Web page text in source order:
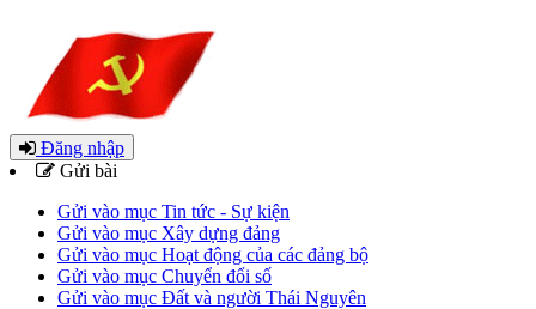
Đăng nhập
Gửi bài
Gửi vào mục Tin tức - Sự kiện
Gửi vào mục Xây dựng đảng
Gửi vào mục Hoạt động của các đảng bộ
Gửi vào mục Chuyển đổi số
Gửi vào mục Đất và người Thái Nguyên